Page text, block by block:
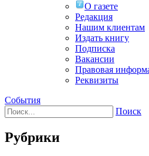
О газете
Редакция
Нашим клиентам
Издать книгу
Подписка
Вакансии
Правовая
Реквизиты
События
Поиск
Рубрики